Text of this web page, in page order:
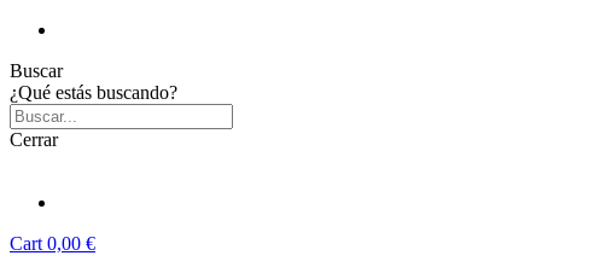
Buscar
¿Qué estás buscando?
Cerrar
Cart 0,00 €